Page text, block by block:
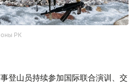
РК
登山员持续参加国际联合演训、交